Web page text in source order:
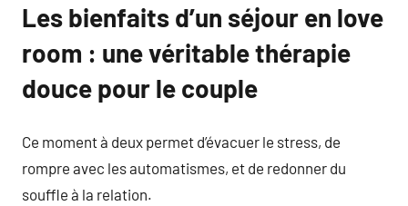
Les bienfaits d’un séjour en love
room : une véritable thérapie
douce pour le couple
Ce moment à deux permet d’évacuer le stress, de
rompre avec les automatismes, et de redonner du
souffle à la relation.